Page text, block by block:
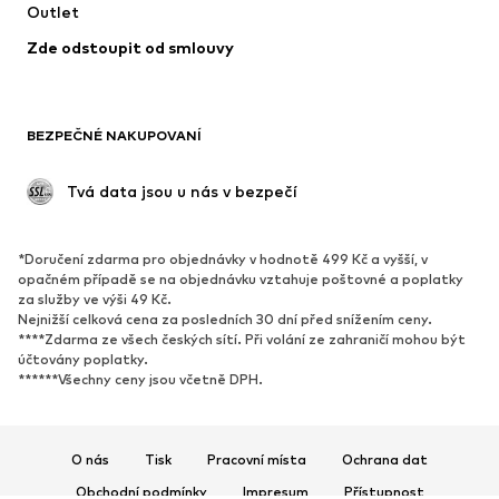
Kabáty
Plavky
Příležitosti
Upcyklace
Nové
Oblíbené
Tenisky
Lodičky & boty na podpatku
Kozačky
Sandály
Exkluzivně
Outlet
Zde odstoupit od smlouvy
BEZPEČNÉ NAKUPOVANÍ
Tvá data jsou u nás v bezpečí
*Doručení zdarma pro objednávky v hodnotě 499 Kč a vyšší, v
opačném případě se na objednávku vztahuje poštovné a poplatky
za služby ve výši 49 Kč.
Nejnižší celková cena za posledních 30 dní před snížením ceny.
****Zdarma ze všech českých sítí. Při volání ze zahraničí mohou být
účtovány poplatky.
******Všechny ceny jsou včetně DPH.
O nás Tisk Pracovní místa
Ochrana dat
Obchodní podmínky
Impresum Přístupnost